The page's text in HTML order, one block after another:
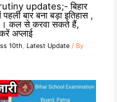
updates;- बिहार
बार बना बड़ा इतिहास ,
। कल से करवा सकते हैं,
अप्लाई
10th, Latest Update/ By